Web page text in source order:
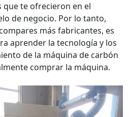
que te ofrecieron en el
de negocio. Por lo tanto,
más fabricantes, es
aprender la tecnología y los
de la máquina de carbón
comprar la máquina.